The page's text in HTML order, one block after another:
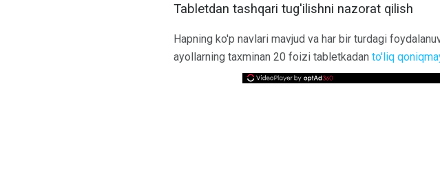
Tabletdan tashqari tug'ilishni nazorat qilish
Hapning ko'p navlari mavjud va har bir turdagi
ayollarning taxminan 20 foizi tabletkadan to'liq